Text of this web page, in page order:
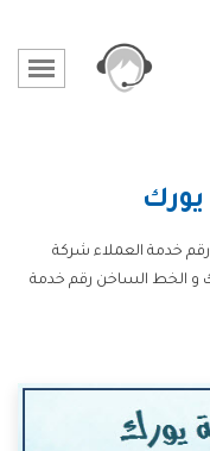
يورك
خدمة العملاء شركة
و الخط الساخن رقم خدمة